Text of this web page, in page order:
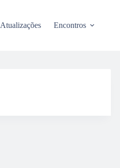
Atualizações Encontros